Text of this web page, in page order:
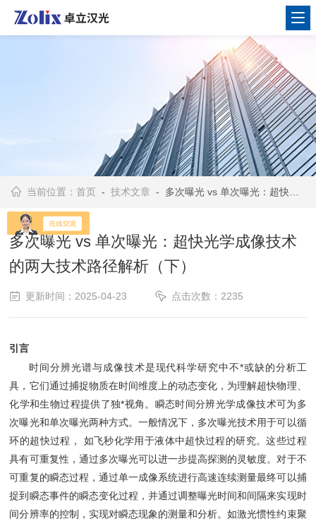
当前位置：首页 -技术文章 - 多次曝光 vs 单次曝光：超快光学成像技术的两大技术路径解析（下）
多次曝光 vs 单次曝光：超快光学成像技术
的两大技术路径解析（下）
更新时间：2025-04-23 点击次数：2235
引言
时间分辨光谱与成像技术是现代科学研究中不*或缺的分析工
具，它们通过捕捉物质在时间维度上的动态变化，为理解超快物理、
化学和生物过程提供了独*视角。瞬态时间分辨光学成像技术可为多
次曝光和单次曝光两种方式。一般情况下，多次曝光技术用于可以循
环的超快过程， 如飞秒化学用于液体中超快过程的研究。这些过程
具有可重复性，通过多次曝光可以进一步提高探测的灵敏度。对于不
可重复的瞬态过程，通过单一成像系统进行高速连续测量最终可以捕
捉到瞬态事件的瞬态变化过程，并通过调整曝光时间和间隔来实现时
间分辨率的控制，实现对瞬态现象的测量和分析。如激光惯性约束聚